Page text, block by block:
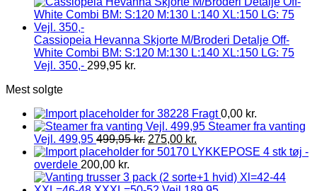
Cassiopeia Hevanna Skjorte M/Broderi Detalje Off-
White Combi BM: S:120 M:130 L:140 XL:150 LG: 75
Vejl. 350,- 299,95 kr.
Mest solgte
Fragt 0,00 kr.
Steamer fra vanting
Vejl. 499,95 499,95kr. 275,00 kr.
LYKKEPOSE 4 stk tøj -
overdele 200,00 kr.